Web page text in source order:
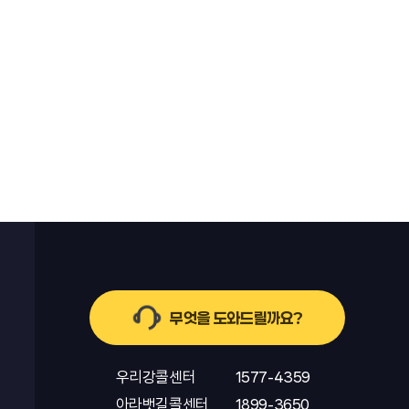
무엇을 도와드릴까요?
우리강콜센터
1577-4359
아라뱃길콜센터
1899-3650